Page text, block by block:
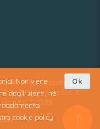
Non viene
degli utenti, né
cookie policy
Ok
45 31040 Cessalto (TV)
- Cap.Soc. €
n. 327835